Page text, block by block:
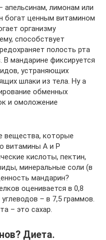
лимонам или
богат ценным витамином
организму
способствует
полость рта
В мандарине фиксируется
устраняющих
шлаки из тела. Ну а
обменных
и омоложение
вещества, которые
витамины А и Р
кислоты, пектин,
минеральные соли (в
мандарин?
оценивается в 0,8
– в 7,5 граммов.
– это сахар.
Диета.